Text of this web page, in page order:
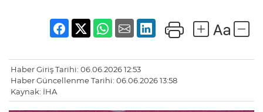
Haber Giriş Tarihi: 06.06.2026 12:53
Haber Güncellenme Tarihi: 06.06.2026 13:58
Kaynak: İHA